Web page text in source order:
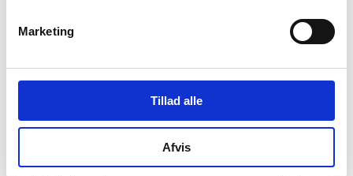
Marketing
Tillad alle
Afvis
60
Gældsforpligtelser 283